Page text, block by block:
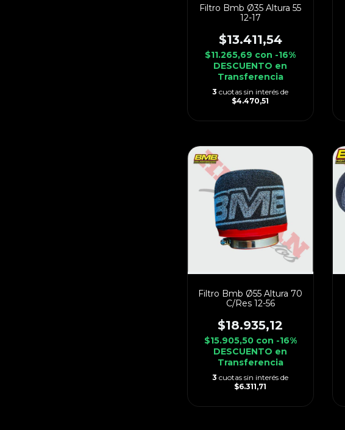
Filtro Bmb Ø35 Altura 55
12-17
$13.411,54
$11.265,69 con -16%
DESCUENTO en
Transferencia
3 cuotas sin interés de
$4.470,51
Filtro Bmb Ø55 Altura 70
C/Res 12-56
$18.935,12
$15.905,50 con -16%
DESCUENTO en
Transferencia
3 cuotas sin interés de
$6.311,71